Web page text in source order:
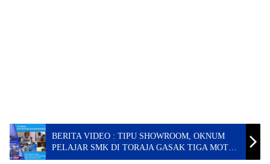
BERITA VIDEO : TIPU SHOWROOM, OKNUM
PELAJAR SMK DI TORAJA GASAK TIGA MOTOR
TAK BERKUTIK SAAT DIRINGKUS POLISI